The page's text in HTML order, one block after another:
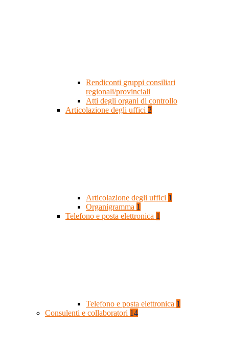
Rendiconti gruppi consiliari
regionali/provinciali
Atti degli organi di controllo
Articolazione degli uffici 2
Articolazione degli uffici 1
Organigramma 1
Telefono e posta elettronica 1
Telefono e posta elettronica 1
Consulenti e collaboratori 14